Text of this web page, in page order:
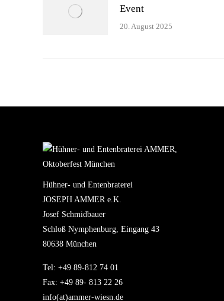
Event
20. August 2025
Hühner- und Entenbraterei
JOSEPH AMMER e.K.
Josef Schmidbauer
Schloß Nymphenburg, Eingang 43
80638 München
Tel: +49 89-812 74 01
Fax: +49 89- 813 22 26
info(at)ammer-wiesn.de